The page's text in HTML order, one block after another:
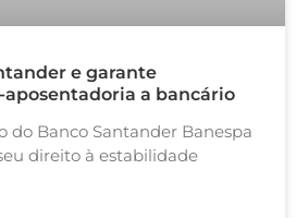
e garante
a bancário
do Banco Santander Banespa
direito à estabilidade